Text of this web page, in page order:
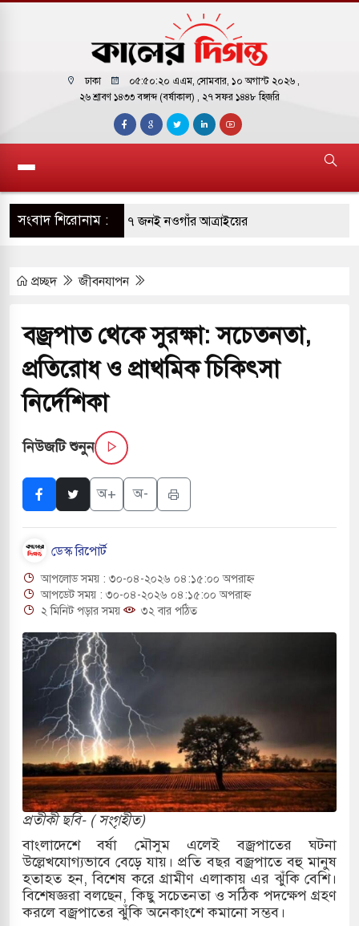
ঢাকা ০৫:৫০:২১ এএম, সোমবার, ১০ অগাস্ট ২০২৬ ,
২৬ শ্রাবণ ১৪৩৩ বঙ্গাব্দ (বর্ষাকাল) , ২৭ সফর ১৪৪৮ হিজরি
সংবাদ শিরোনাম :
১৭ জনের মৃত্যু: ৭ জনই নওগাঁর আত্রাইয়ের
রুটে কাল থেকে চালু হচ্ছে ‘অভিযাত্রী কমিউটার’
শহরমুখী হতে হবে না: স্বাস্থ্যমন্ত্রী
একসঙ্গে বসলে সমস্যার সমাধান সম্ভব:
ছাড়াই চলছে অবৈধ খেয়া নৌকা টোল আদায়
কুলাউড়া সীমান্তে বিএসএফের গুলিতে বাংলাদেশি
‘গঙ্গা জল’ ঢালার ঘোষণা হিন্দু রক্ষা দলের
কাছে দোয়া চাইলেন প্রধানমন্ত্রী তারেক রহমান
দক্ষিণ সুদান ও আবেই গেলেন সেনাপ্রধান
ফ্রি ব্যবহারকারীদের জন্য মেসেজ লিমিট তুলে নিল
হাইকমিশনারের বাসভবনে আগুন, আইসিইউতে
হয়ে আসছে ‘স্পেশাল রেসপন্স ব্যাটালিয়ন
মুখোমুখি সংঘর্ষে ৯ জন নিহত
৬ শ্রমিক নিহত, আহত ১৫
প্রচ্ছদ জীবনযাপন
বজ্রপাত থেকে সুরক্ষা: সচেতনতা,
প্রতিরোধ ও প্রাথমিক চিকিৎসা
নির্দেশিকা
নিউজটি শুনুন
অ+ অ-
ডেস্ক রিপোর্ট
আপলোড সময় : ৩০-০৪-২০২৬ ০৪:১৫:০০ অপরাহ্ন
আপডেট সময় : ৩০-০৪-২০২৬ ০৪:১৫:০০ অপরাহ্ন
২ মিনিট পড়ার সময়
৩২ বার পঠিত
প্রতীকী ছবি- ( সংগৃহীত)
বাংলাদেশে বর্ষা মৌসুম এলেই বজ্রপাতের ঘটনা
উল্লেখযোগ্যভাবে বেড়ে যায়। প্রতি বছর বজ্রপাতে বহু মানুষ
হতাহত হন, বিশেষ করে গ্রামীণ এলাকায় এর ঝুঁকি বেশি।
বিশেষজ্ঞরা বলছেন, কিছু সচেতনতা ও সঠিক পদক্ষেপ গ্রহণ
করলে বজ্রপাতের ঝুঁকি অনেকাংশে কমানো সম্ভব।